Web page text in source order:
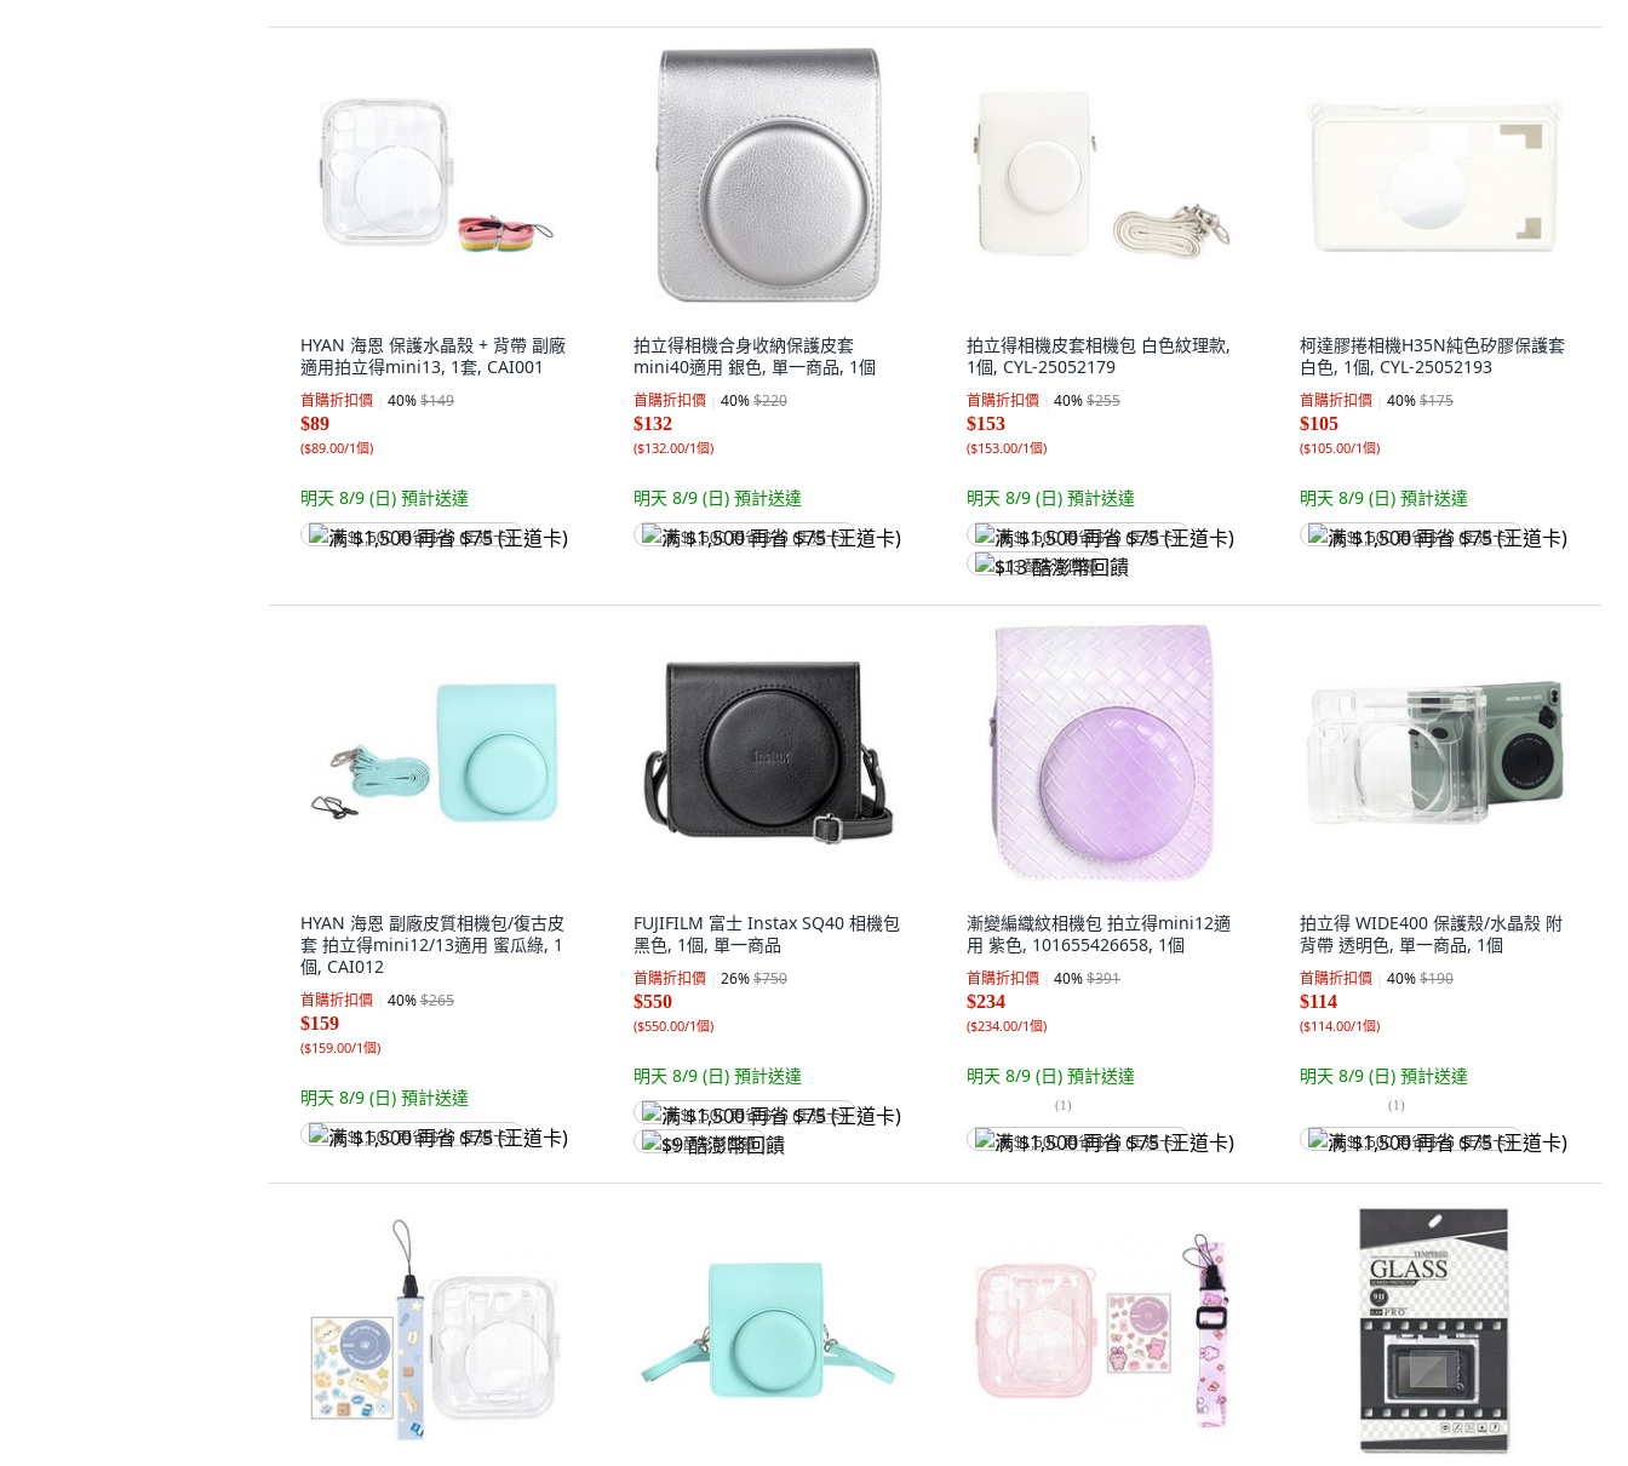
HYAN 海恩 保護水晶殼 + 背帶 副廠
適用拍立得mini13, 1套, CAI001
首購折扣價 40%$149
$89
($89.00/1個)
明天 8/9 (日) 預計送達
满 $1,500 再省 $75 (王道卡)
拍立得相機合身收納保護皮套
mini40適用 銀色, 單一商品, 1個
首購折扣價 40%$220
$132
($132.00/1個)
明天 8/9 (日) 預計送達
满 $1,500 再省 $75 (王道卡)
拍立得相機皮套相機包 白色紋理款,
1個, CYL-25052179
首購折扣價 40%$255
$153
($153.00/1個)
明天 8/9 (日) 預計送達
满 $1,500 再省 $75 (王道卡)
$13 酷澎幣回饋
柯達膠捲相機H35N純色矽膠保護套
白色, 1個, CYL-25052193
首購折扣價 40%$175
$105
($105.00/1個)
明天 8/9 (日) 預計送達
满 $1,500 再省 $75 (王道卡)
HYAN 海恩 副廠皮質相機包/復古皮
套 拍立得mini12/13適用 蜜瓜綠, 1
個, CAI012
首購折扣價 40%$265
$159
($159.00/1個)
明天 8/9 (日) 預計送達
满 $1,500 再省 $75 (王道卡)
FUJIFILM 富士 Instax SQ40 相機包
黑色, 1個, 單一商品
首購折扣價 26%$750
$550
($550.00/1個)
明天 8/9 (日) 預計送達
满 $1,500 再省 $75 (王道卡)
$9 酷澎幣回饋
漸變編織紋相機包 拍立得mini12適
用 紫色, 101655426658, 1個
首購折扣價 40%$391
$234
($234.00/1個)
明天 8/9 (日) 預計送達
(1)
满 $1,500 再省 $75 (王道卡)
拍立得 WIDE400 保護殼/水晶殼 附
背帶 透明色, 單一商品, 1個
首購折扣價 40%$190
$114
($114.00/1個)
明天 8/9 (日) 預計送達
(1)
满 $1,500 再省 $75 (王道卡)